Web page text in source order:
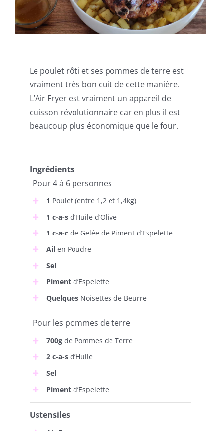
Le poulet rôti et ses pommes de terre est
vraiment très bon cuit de cette manière.
L’Air Fryer est vraiment un appareil de
cuisson révolutionnaire car en plus il est
beaucoup plus économique que le four.
Ingrédients
Pour 4 à 6 personnes
1 Poulet (entre 1,2 et 1,4kg)
1 c-a-sd’Huile d’Olive
1 c-a-cde Gelée de Piment d’Espelette
Ailen Poudre
Sel
Pimentd’Espelette
QuelquesNoisettes de Beurre
Pour les pommes de terre
700gde Pommes de Terre
2 c-a-sd’Huile
Sel
Pimentd’Espelette
Ustensiles